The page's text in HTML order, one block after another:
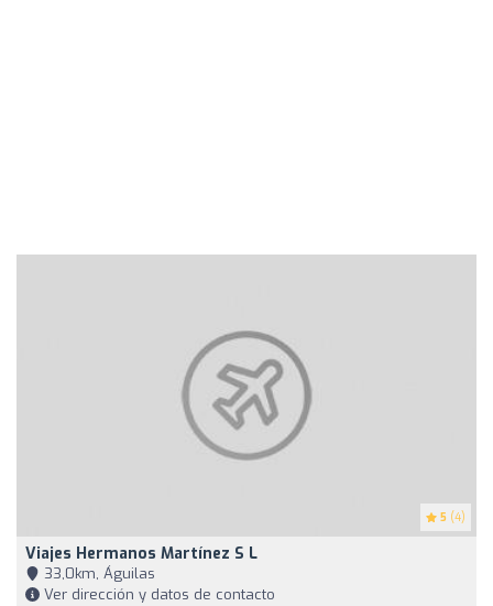
5 (4)
Viajes Hermanos Martínez S L
33,0km, Águilas
Ver dirección y datos de contacto